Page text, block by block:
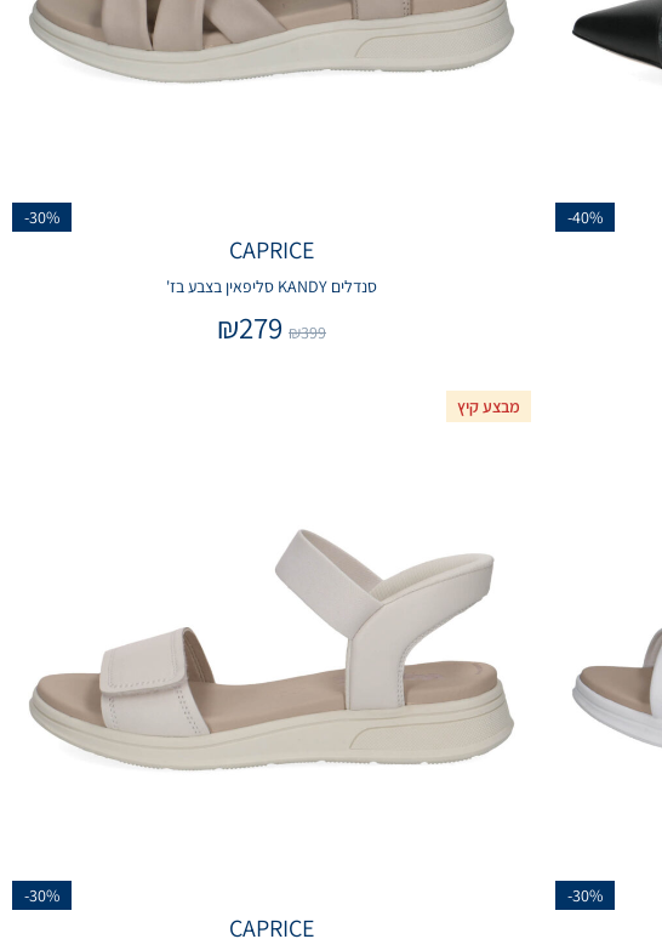
-40%
-30%
CAPRICE
סנדלים KANDY סליפאין בצבע בז'
₪399
₪279
-30%
מבצע קיץ
-30%
CAPRICE